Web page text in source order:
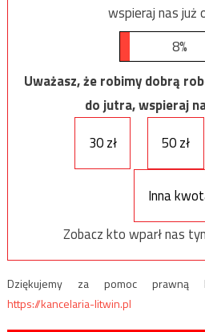
wspieraj nas już
8%
Uważasz, że robimy dobrą
do jutra, wspieraj
30 zł
50 zł
Inna
Zobacz kto wparł nas
Dziękujemy za pomoc prawną
https://kancelaria-litwin.pl